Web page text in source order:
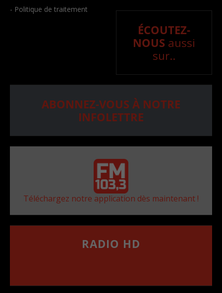
- Politique de traitement
ÉCOUTEZ-
NOUS aussi
sur..
ABONNEZ-VOUS À NOTRE
INFOLETTRE
Téléchargez notre application dès maintenant !
RADIO HD